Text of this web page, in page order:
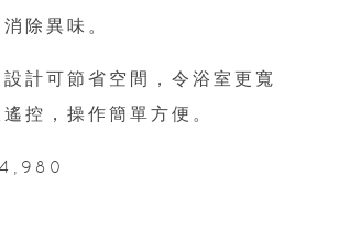
除異味。
計可節省空間，令浴室更寬
控，操作簡單方便。